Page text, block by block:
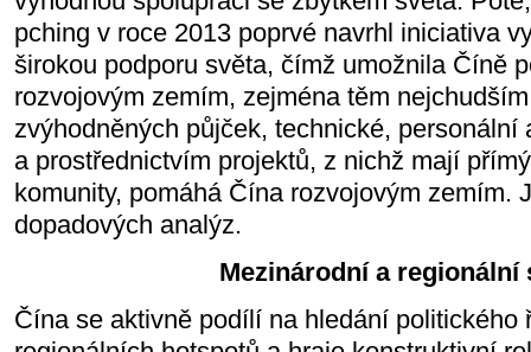
pching v roce 2013 poprvé navrhl iniciativa
širokou podporu světa, čímž umožnila Číně
rozvojovým zemím, zejména těm
zvýhodněných půjček, technické, personální
a prostřednictvím projektů, z nichž mají
komunity, pomáhá Čína rozvojovým zemím.
dopadových analýz.
Mezinárodní a regionální
Čína se aktivně podílí na hledání politického